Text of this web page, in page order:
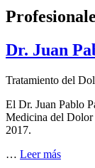
Dr. Juan
Tratamiento del
El Dr. Juan Pablo
Medicina del Dolor
2017.
… Leer más